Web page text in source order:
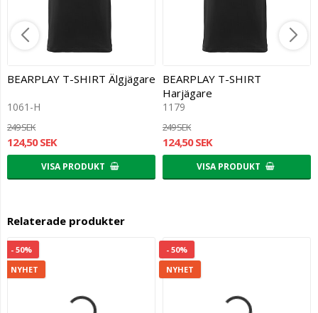
BEARPLAY T-SHIRT Älgjägare
1061-H
249 SEK
124,50 SEK
VISA PRODUKT
BEARPLAY T-SHIRT
Harjägare
1179
249 SEK
124,50 SEK
VISA PRODUKT
Relaterade produkter
- 50%
NYHET
- 50%
NYHET